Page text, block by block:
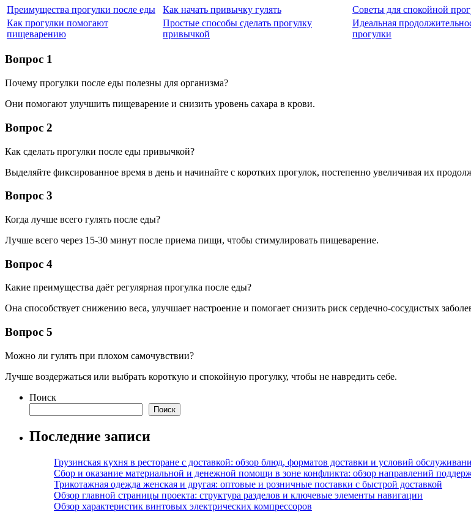
Преимущества прогулки после еды Как начать привычку гулять Советы для спокойной
Как прогулки помогают
пищеварению
Простые способы сделать прогулку
привычкой
Идеальная
прогулки
Вопрос 1
Почему прогулки после еды полезны для организма?
Они помогают улучшить пищеварение и снизить уровень сахара в крови.
Вопрос 2
Как сделать прогулки после еды привычкой?
Выделяйте фиксированное время в день и начинайте с коротких прогулок, постепенно увеличивая их
Вопрос 3
Когда лучше всего гулять после еды?
Лучше всего через 15-30 минут после приема пищи, чтобы стимулировать пищеварение.
Вопрос 4
Какие преимущества даёт регулярная прогулка после еды?
Она способствует снижению веса, улучшает настроение и помогает снизить риск сердечно-сосудистых
Вопрос 5
Можно ли гулять при плохом самочувствии?
Лучше воздержаться или выбрать короткую и спокойную прогулку, чтобы не навредить себе.
Поиск
Поиск
Последние записи
Грузинская кухня в ресторане с доставкой: обзор блюд, форматов доставки и условий
Сбор и оказание материальной и денежной помощи в зоне конфликта: обзор направлений
Трикотажная одежда женская и другая: оптовые и розничные поставки с быстрой доставкой
Обзор главной страницы проекта: структура разделов и ключевые элементы навигации
Обзор характеристик винтовых электрических компрессоров